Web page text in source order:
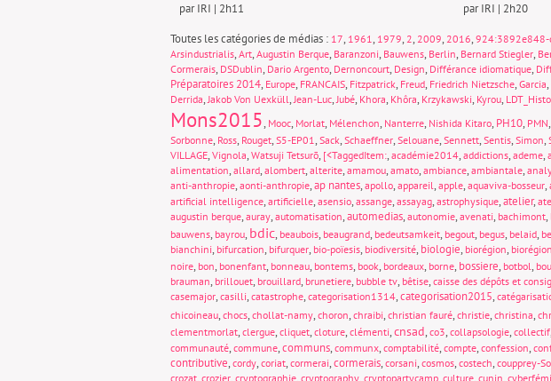
par IRI | 2h11
par IRI | 2h20
Toutes les catégories de médias : 17, 1961, 1979, 2, 2009, 2016, 924:3892e848-
Arsindustrialis, Art, Augustin Berque, Baranzoni, Bauwens, Berlin, Bernard Stiegler,
Cormerais, DSDublin, Dario Argento, Dernoncourt, Design, Différance idiomatique,
Préparatoires 2014, Europe, FRANCAIS, Fitzpatrick, Freud, Friedrich Nietzsche, Garcia,
Derrida,Jakob Von Uexküll,Jean-Luc,Jubé, Khora, Khôra, Krzykawski, Kyrou,
Mons2015, Mooc, Morlat, Mélenchon, Nanterre, Nishida Kitaro, PH10, PMN,
Sorbonne, Ross, Rouget, S5-EP01, Sack, Schaeffner, Selouane, Sennett, Sentis, Simon,
VILLAGE, Vignola, Watsuji Tetsurō, [<TaggedItem:, académie2014, addictions, ademe,
alimentation, allard, alombert, alterite, amamou, amato, ambiance, ambiantale,
anti-anthropie, aonti-anthropie,ap nantes, apollo, appareil, apple, aquaviva-bosseur,
artificial intelligence, artificielle, asensio, assange, assayag, astrophysique,atelier,
augustin berque, auray, automatisation,automedias, autonomie, avenati, bachimont,
bauwens, bayrou, bdic, beaubois, beaugrand, bedeutsamkeit, begout, begus, belaid,
bianchini, bifurcation, bifurquer, bio-poïesis, biodiversité, biologie, biorégion,
noire, bon, bonenfant, bonneau, bontems, book, bordeaux, borne, bossiere, botbol,
brauman, brillouet, brouillard, brunetiere, bubble tv, bêtise, caisse des dépôts et
casemajor, casilli, catastrophe, categorisation1314,categorisation2015,
chicoineau, chocs, chollat-namy, choron, chraibi, christian fauré, christie, christina,
clementmorlat, clergue, cliquet, cloture, clémenti,cnsad, co3, collapsologie, collectif,
communauté, commune,communs, communx, comptabilité, compte, confession,
contributive, cordy, coriat, cormerai,cormerais, corsani, cosmos, costech, coupprey-
crozat, crozier, cryptographie, cryptography, cryptopartycamp, culture, cunin,